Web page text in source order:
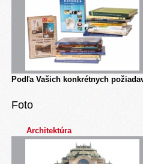
Podľa Vašich konkrétnych
Foto
Architektúra